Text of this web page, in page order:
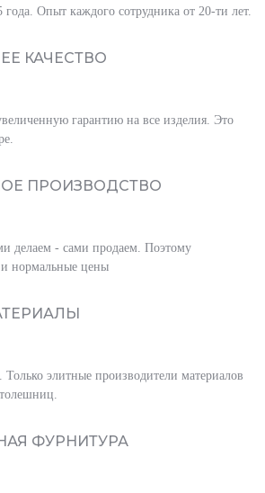
года. Опыт каждого сотрудника от 20-ти лет.
КАЧЕСТВО
гарантию на все изделия. Это
ПРОИЗВОДСТВО
делаем - сами продаем. Поэтому
и нормальные цены
элитные производители материалов
ФУРНИТУРА